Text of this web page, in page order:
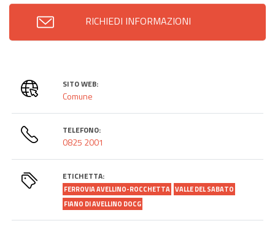
RICHIEDI INFORMAZIONI
SITO WEB:
Comune
TELEFONO:
0825 2001
ETICHETTA:
FERROVIA AVELLINO-ROCCHETTA VALLE DEL SABATO
FIANO DI AVELLINO DOCG